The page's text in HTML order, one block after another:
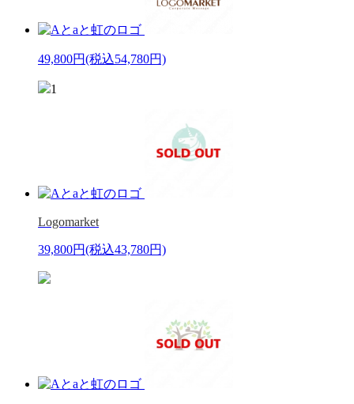
49,800円(税込54,780円)
1
Logomarket
39,800円(税込43,780円)